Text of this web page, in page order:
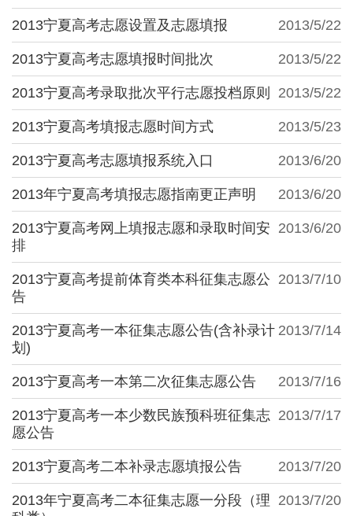
2013/5/22
2013宁夏高考志愿设置及志愿填报
2013/5/22
2013宁夏高考志愿填报时间批次
2013/5/22
2013宁夏高考录取批次平行志愿投档原则
2013/5/23
2013宁夏高考填报志愿时间方式
2013/6/20
2013宁夏高考志愿填报系统入口
2013/6/20
2013年宁夏高考填报志愿指南更正声明
2013/6/20
2013宁夏高考网上填报志愿和录取时间安
排
2013/7/10
2013宁夏高考提前体育类本科征集志愿公
告
2013/7/14
2013宁夏高考一本征集志愿公告(含补录计
划)
2013/7/16
2013宁夏高考一本第二次征集志愿公告
2013/7/17
2013宁夏高考一本少数民族预科班征集志
愿公告
2013/7/20
2013宁夏高考二本补录志愿填报公告
2013/7/20
2013年宁夏高考二本征集志愿一分段（理